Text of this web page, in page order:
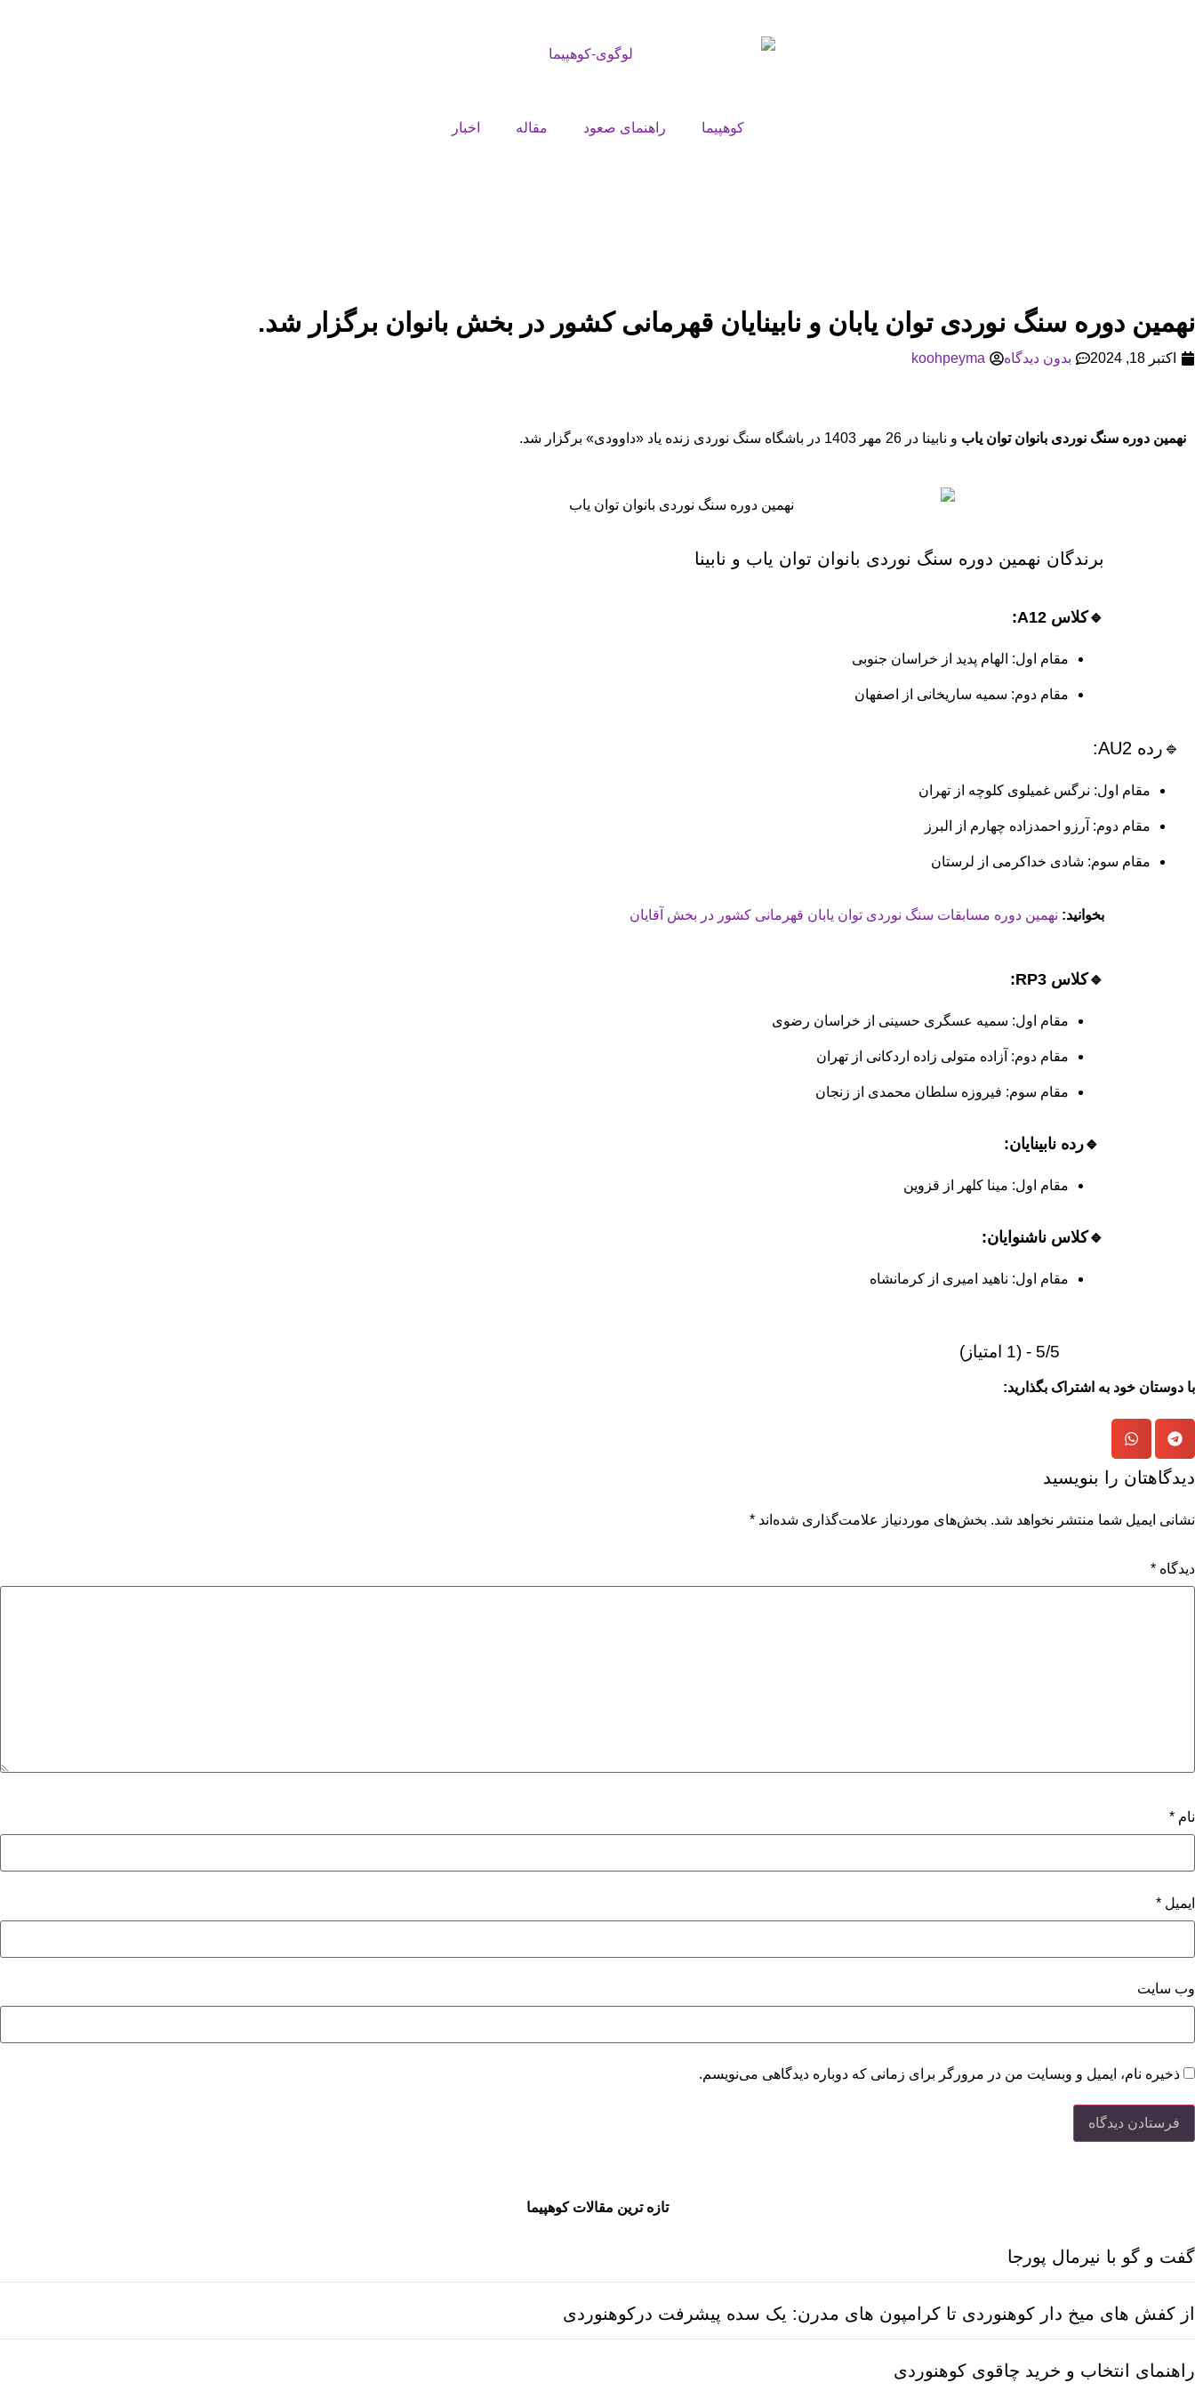
کوهپیما راهنمای صعود مقاله اخبار
نهمین دوره سنگ نوردی توان یابان و نابینایان قهرمانی کشور در بخش بانوان برگزار شد.
اکتبر 18, 2024 بدون دیدگاه koohpeyma
نهمین دوره سنگ نوردی بانوان توان یاب و نابینا در 26 مهر 1403 در باشگاه سنگ نوردی زنده یاد «داوودی» برگزار شد.
برندگان نهمین دوره سنگ نوردی بانوان توان یاب و نابینا
🔹کلاس A12:
مقام اول: الهام پدید از خراسان جنوبی
مقام دوم: سمیه ساریخانی از اصفهان
🔹رده AU2:
مقام اول: نرگس غمیلوی کلوچه از تهران
مقام دوم: آرزو احمدزاده چهارم از البرز
مقام سوم: شادی خداکرمی از لرستان
بخوانید: نهمین دوره مسابقات سنگ نوردی توان یابان قهرمانی کشور در بخش آقایان
🔹کلاس RP3:
مقام اول: سمیه عسگری حسینی از خراسان رضوی
مقام دوم: آزاده متولی زاده اردکانی از تهران
مقام سوم: فیروزه سلطان محمدی از زنجان
🔹رده نابینایان:
مقام اول: مینا کلهر از قزوین
🔹کلاس ناشنوایان:
مقام اول: ناهید امیری از کرمانشاه
5/5 - (1 امتیاز)
با دوستان خود به اشتراک بگذارید:
دیدگاهتان را بنویسید
نشانی ایمیل شما منتشر نخواهد شد. بخش‌های موردنیاز علامت‌گذاری شده‌اند *
دیدگاه *
نام *
ایمیل *
وب‌ سایت
ذخیره نام، ایمیل و وبسایت من در مرورگر برای زمانی که دوباره دیدگاهی می‌نویسم.
تازه ترین مقالات کوهپیما
گفت و گو با نیرمال پورجا
از کفش های میخ دار کوهنوردی تا کرامپون های مدرن: یک سده پیشرفت درکوهنوردی
راهنمای انتخاب و خرید چاقوی کوهنوردی